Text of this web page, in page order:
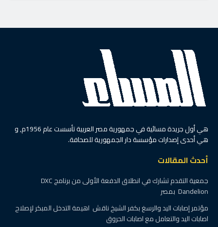
هي أول جريدة مسائية في جمهورية مصر العربية تأسست عام 1956م, و
هي أحدى إصدارات مؤسسة دار الجمهورية للصحافة.
أحدث المقالات
جمعية التقدم تشارك في انطلاق الدفعة الأولى من برنامج DXC
Dandelion بمصر
مؤتمر إصابات اليد والرسغ بكفر الشيخ ناقش اهيمة التدخل المبكر لإصلاح
اصابات اليد والتعامل مع اصابات الحروق